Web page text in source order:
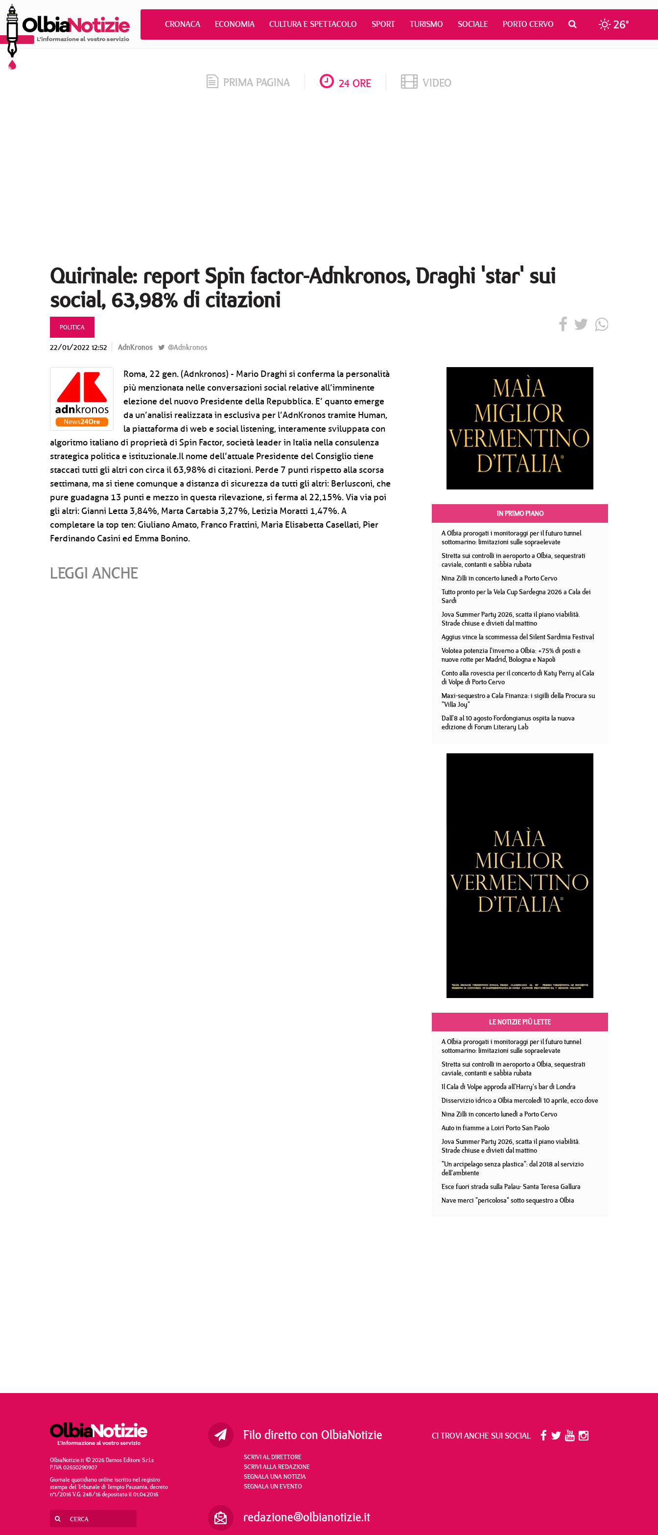
CRONACA ECONOMIA CULTURA E SPETTACOLO SPORT TURISMO SOCIALE PORTO CERVO 26°
PRIMA PAGINA 24 ORE VIDEO
Quirinale: report Spin factor-Adnkronos, Draghi 'star' sui
social, 63,98% di citazioni
POLITICA
22/01/2022 12:52 AdnKronos @Adnkronos
Roma, 22 gen. (Adnkronos) - Mario Draghi si conferma la personalità
più menzionata nelle conversazioni social relative all’imminente
elezione del nuovo Presidente della Repubblica. E’ quanto emerge
da un’analisi realizzata in esclusiva per l’AdnKronos tramite Human,
la piattaforma di web e social listening, interamente sviluppata con
algoritmo italiano di proprietà di Spin Factor, società leader in Italia nella consulenza
strategica politica e istituzionale.Il nome dell’attuale Presidente del Consiglio tiene
staccati tutti gli altri con circa il 63,98% di citazioni. Perde 7 punti rispetto alla scorsa
settimana, ma si tiene comunque a distanza di sicurezza da tutti gli altri: Berlusconi, che
pure guadagna 13 punti e mezzo in questa rilevazione, si ferma al 22,15%. Via via poi
gli altri: Gianni Letta 3,84%, Marta Cartabia 3,27%, Letizia Moratti 1,47%. A
completare la top ten: Giuliano Amato, Franco Frattini, Maria Elisabetta Casellati, Pier
Ferdinando Casini ed Emma Bonino.
LEGGI ANCHE
IN PRIMO PIANO
A Olbia prorogati i monitoraggi per il futuro tunnel
sottomarino: limitazioni sulle sopraelevate
Stretta sui controlli in aeroporto a Olbia, sequestrati
caviale, contanti e sabbia rubata
Nina Zilli in concerto lunedì a Porto Cervo
Tutto pronto per la Vela Cup Sardegna 2026 a Cala dei
Sardi
Jova Summer Party 2026, scatta il piano viabilità.
Strade chiuse e divieti dal mattino
Aggius vince la scommessa del Silent Sardinia Festival
Volotea potenzia l'inverno a Olbia: +75% di posti e
nuove rotte per Madrid, Bologna e Napoli
Conto alla rovescia per il concerto di Katy Perry al Cala
di Volpe di Porto Cervo
Maxi-sequestro a Cala Finanza: i sigilli della Procura su
"Villa Joy"
Dall'8 al 10 agosto Fordongianus ospita la nuova
edizione di Forum Literary Lab
LE NOTIZIE PIÙ LETTE
A Olbia prorogati i monitoraggi per il futuro tunnel
sottomarino: limitazioni sulle sopraelevate
Stretta sui controlli in aeroporto a Olbia, sequestrati
caviale, contanti e sabbia rubata
Il Cala di Volpe approda all'Harry's bar di Londra
Disservizio idrico a Olbia mercoledì 10 aprile, ecco dove
Nina Zilli in concerto lunedì a Porto Cervo
Auto in fiamme a Loiri Porto San Paolo
Jova Summer Party 2026, scatta il piano viabilità.
Strade chiuse e divieti dal mattino
"Un arcipelago senza plastica": dal 2018 al servizio
dell'ambiente
Esce fuori strada sulla Palau- Santa Teresa Gallura
Nave merci "pericolosa" sotto sequestro a Olbia
OlbiaNotizie.it © 2026 Damos Editore S.r.l.s
P.IVA 02650290907
Giornale quotidiano online iscritto nel registro
stampa del Tribunale di Tempio Pausania, decreto
n°1/2016 V.G. 248/16 depositato il 01.04.2016
Filo diretto con OlbiaNotizie
SCRIVI AL DIRETTORE
SCRIVI ALLA REDAZIONE
SEGNALA UNA NOTIZIA
SEGNALA UN EVENTO
redazione@olbianotizie.it
CI TROVI ANCHE SUI SOCIAL